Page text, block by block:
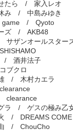
たら / 家入レオ
み / 中島みゆき
game / Qyoto
ズ / AKB48
ザンオールスター
/ 酒井法子
クロ
/ 木村カエラ
clearance
ラ / ゲスの極み乙女
/ DREAMS COME
由 / ChouCho